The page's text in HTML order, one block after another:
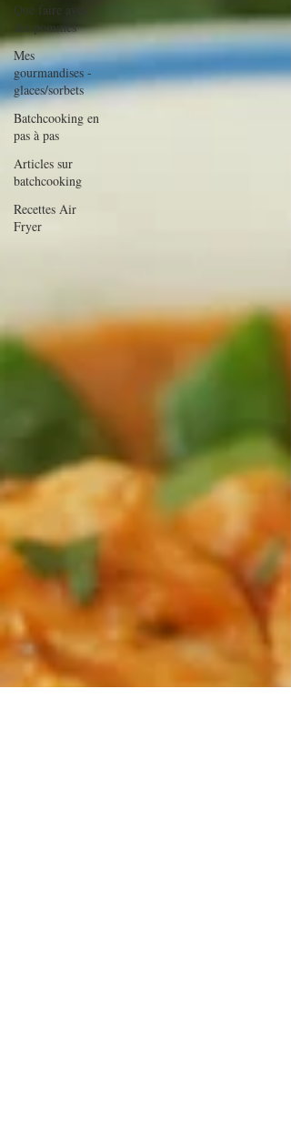
Que faire avec
des pommes
Mes
gourmandises -
glaces/sorbets
Batchcooking en
pas à pas
Articles sur
batchcooking
Recettes Air
Fryer